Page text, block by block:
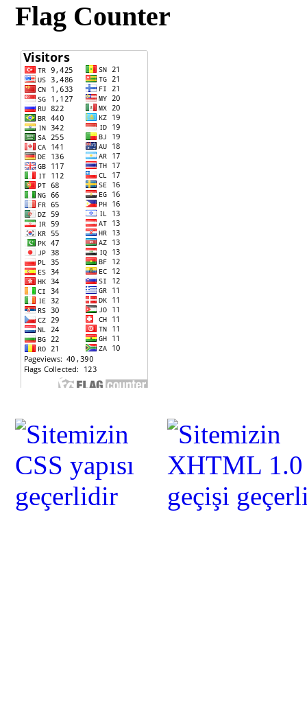
Flag Counter